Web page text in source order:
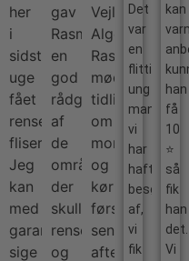
her
i
sidste
uge
fået
renset
fliser.
Jeg
kan
med
garanti
sige
gav
Rasmus
en
god
rådgivning
af
de
områder
der
skulle
renses
og
Vejle
Algerens.
Rasmus
mødte
tidligt
om
morgenen
og
kørte
først
sent
aften…
Det
var
en
flittig
ung
mand
vi
har
haft
besøg
af,
vi
fik
kan
han
få
10
⭐
så
fik
han
det.
Vi